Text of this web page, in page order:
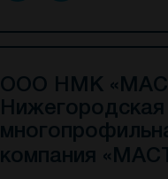
ООО НМК
Нижегородская
компания